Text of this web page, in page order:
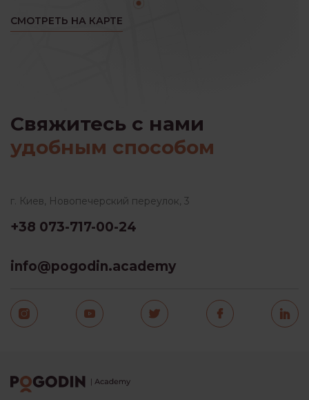
СМОТРЕТЬ НА КАРТЕ
Свяжитесь с нами
удобным способом
г. Киев, Новопечерский переулок, 3
+38 073-717-00-24
info@pogodin.academy